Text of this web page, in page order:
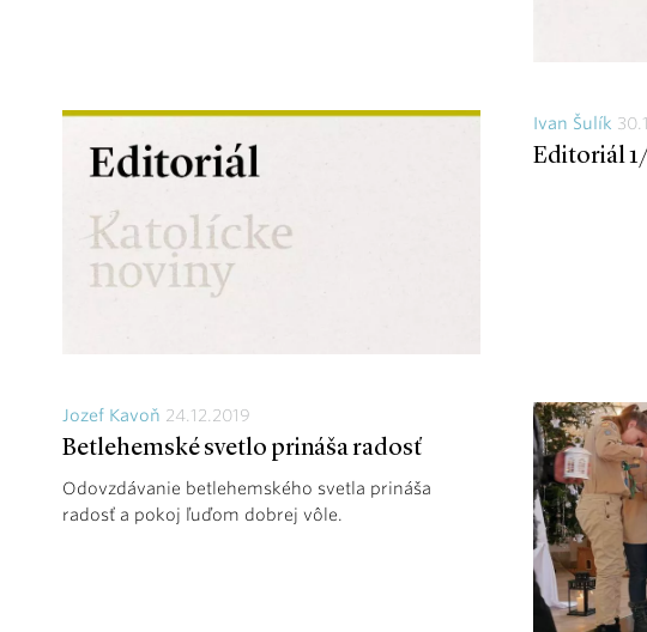
Ivan Šulík
Editoriál
Jozef Kavoň 24.12.2019
Betlehemské svetlo prináša radosť
Odovzdávanie betlehemského svetla prináša
radosť a pokoj ľuďom dobrej vôle.